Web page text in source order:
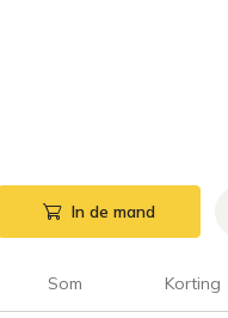
In de mand
Som Korting